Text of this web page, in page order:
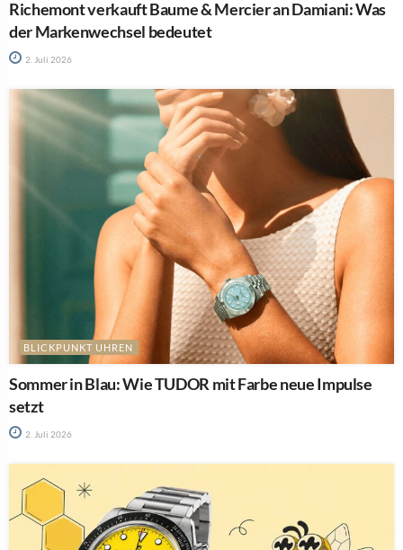
Richemont verkauft Baume & Mercier an Damiani: Was
der Markenwechsel bedeutet
2. Juli 2026
BLICKPUNKT UHREN
Sommer in Blau: Wie TUDOR mit Farbe neue Impulse
setzt
2. Juli 2026